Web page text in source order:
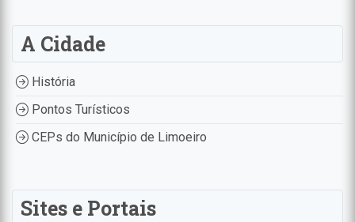
A Cidade
História
Pontos Turísticos
CEPs do Município de Limoeiro
Sites e Portais